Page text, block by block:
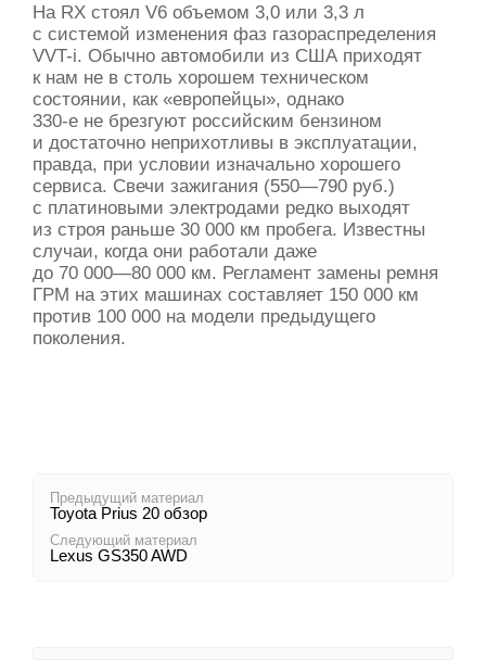
На RX стоял V6 объемом 3,0 или 3,3 л
с системой изменения фаз газораспределения
VVT-i. Обычно автомобили из США приходят
к нам не в столь хорошем техническом
состоянии, как «европейцы», однако
330-е не брезгуют российским бензином
и достаточно неприхотливы в эксплуатации,
правда, при условии изначально хорошего
сервиса. Свечи зажигания (550—790 руб.)
с платиновыми электродами редко выходят
из строя раньше 30 000 км пробега. Известны
случаи, когда они работали даже
до 70 000—80 000 км. Регламент замены ремня
ГРМ на этих машинах составляет 150 000 км
против 100 000 на модели предыдущего
поколения.
Предыдущий материал
Toyota Prius 20 обзор
Следующий материал
Lexus GS350 AWD